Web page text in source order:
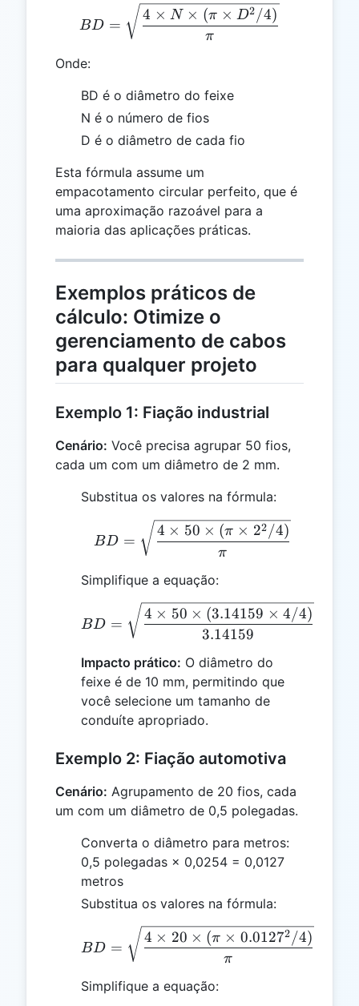
BD = \sqrt{\frac{4
BD =
π
4 × N × (π × D2/4)
Onde:
BD é o diâmetro do feixe
N é o número de fios
D é o diâmetro de cada fio
Esta fórmula assume um
empacotamento circular perfeito, que é
uma aproximação razoável para a
maioria das aplicações práticas.
Exemplos práticos de
cálculo: Otimize o
gerenciamento de cabos
para qualquer projeto
Exemplo 1: Fiação industrial
Cenário: Você precisa agrupar 50 fios,
cada um com um diâmetro de 2 mm.
Substitua os valores na fórmula:
BD = \sqrt{\frac{4
BD =
π
4 × 50 × (π × 22 /4)
Simplifique a equação:
BD = \sqrt{\frac{4
BD =
3.14159
4 × 50 × (3.14159 × 4/4)
Impacto prático: O diâmetro do
feixe é de 10 mm, permitindo que
você selecione um tamanho de
conduíte apropriado.
Exemplo 2: Fiação automotiva
Cenário: Agrupamento de 20 fios, cada
um com um diâmetro de 0,5 polegadas.
Converta o diâmetro para metros:
0,5 polegadas × 0,0254 = 0,0127
metros
Substitua os valores na fórmula:
BD = \sqrt{\frac{4
BD =
π
4 × 20 × (π × 0.01272 /4)
Simplifique a equação: